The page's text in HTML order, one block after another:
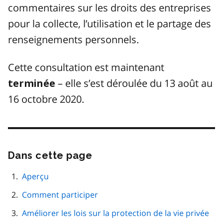
commentaires sur les droits des entreprises
pour la collecte, l’utilisation et le partage des
renseignements personnels.
Cette consultation est maintenant
terminée – elle s’est déroulée du 13 août au
16 octobre 2020.
Dans cette page
Aperçu
Comment participer
Améliorer les lois sur la protection de la vie privée